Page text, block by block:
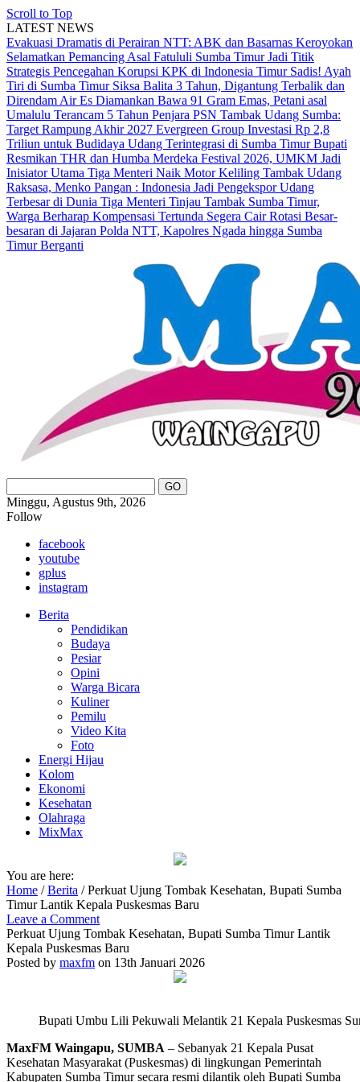
Scroll to Top
LATEST NEWS
Evakuasi Dramatis di Perairan NTT: ABK dan Basarnas Keroyokan
Selamatkan Pemancing Asal Fatululi Sumba Timur Jadi Titik
Strategis Pencegahan Korupsi KPK di Indonesia Timur Sadis! Ayah
Tiri di Sumba Timur Siksa Balita 3 Tahun, Digantung Terbalik dan
Direndam Air Es Diamankan Bawa 91 Gram Emas, Petani asal
Umalulu Terancam 5 Tahun Penjara PSN Tambak Udang Sumba:
Target Rampung Akhir 2027 Evergreen Group Investasi Rp 2,8
Triliun untuk Budidaya Udang Terintegrasi di Sumba TimurBupati
Resmikan THR dan Humba Merdeka Festival 2026, UMKM Jadi
Inisiator Utama Tiga Menteri Naik Motor Keliling Tambak Udang
Raksasa, Menko Pangan : Indonesia Jadi Pengekspor Udang
Terbesar di Dunia Tiga Menteri Tinjau Tambak Sumba Timur,
Warga Berharap Kompensasi Tertunda Segera CairRotasi Besar-
besaran di Jajaran Polda NTT, Kapolres Ngada hingga Sumba
Timur Berganti
Minggu, Agustus 9th, 2026
Follow
facebook
youtube
gplus
instagram
Berita
Pendidikan
Budaya
Pesiar
Opini
Warga Bicara
Kuliner
Pemilu
Video Kita
Foto
Energi Hijau
Kolom
Ekonomi
Kesehatan
Olahraga
MixMax
You are here:
Home /Berita /Perkuat Ujung Tombak Kesehatan, Bupati Sumba
Timur Lantik Kepala Puskesmas Baru
Leave a Comment
Perkuat Ujung Tombak Kesehatan, Bupati Sumba Timur Lantik
Kepala Puskesmas Baru
Posted by maxfm on 13th Januari 2026
Bupati Umbu Lili Pekuwali Melantik 21 Kepala Puskesmas
MaxFM Waingapu, SUMBA – Sebanyak 21 Kepala Pusat
Kesehatan Masyarakat (Puskesmas) di lingkungan Pemerintah
Kabupaten Sumba Timur secara resmi dilantik oleh Bupati Sumba